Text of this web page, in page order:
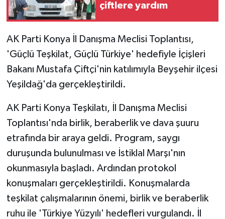
çiftlere yardım
AK Parti Konya İl Danışma Meclisi Toplantısı,
'Güçlü Teşkilat, Güçlü Türkiye' hedefiyle İçişleri
Bakanı Mustafa Çiftçi'nin katılımıyla Beyşehir ilçesi
Yeşildağ'da gerçekleştirildi.
AK Parti Konya Teşkilatı, İl Danışma Meclisi
Toplantısı'nda birlik, beraberlik ve dava şuuru
etrafında bir araya geldi. Program, saygı
duruşunda bulunulması ve İstiklal Marşı'nın
okunmasıyla başladı. Ardından protokol
konuşmaları gerçekleştirildi. Konuşmalarda
teşkilat çalışmalarının önemi, birlik ve beraberlik
ruhu ile 'Türkiye Yüzyılı' hedefleri vurgulandı. İl
Güvenlik
HABERDE İNSAN
İNSAN
Jandarma
Kadın
KÜLTÜR SANAT
MAGAZİN